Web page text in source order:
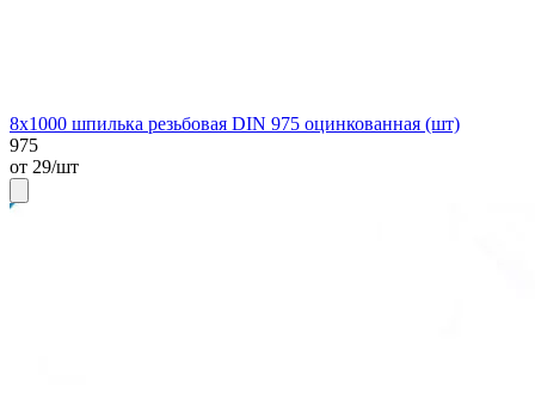
8х1000 шпилька резьбовая DIN 975 оцинкованная (шт)
975
от 29/шт